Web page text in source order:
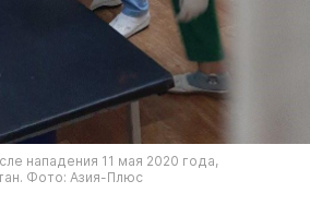
нападения 11 мая 2020 года,
Фото: Азия-Плюс